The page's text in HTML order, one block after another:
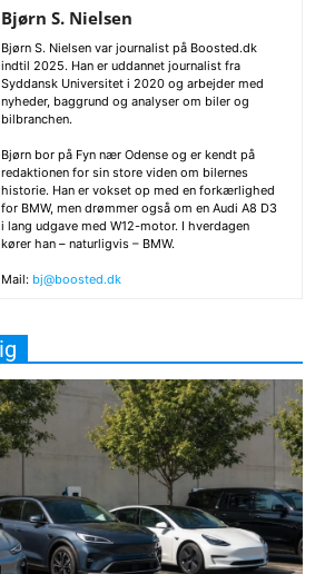
Bjørn S. Nielsen
Bjørn S. Nielsen var journalist på Boosted.dk
indtil 2025. Han er uddannet journalist fra
Syddansk Universitet i 2020 og arbejder med
nyheder, baggrund og analyser om biler og
bilbranchen.
Bjørn bor på Fyn nær Odense og er kendt på
redaktionen for sin store viden om bilernes
historie. Han er vokset op med en forkærlighed
for BMW, men drømmer også om en Audi A8 D3
i lang udgave med W12-motor. I hverdagen
kører han – naturligvis – BMW.
Mail: bj@boosted.dk